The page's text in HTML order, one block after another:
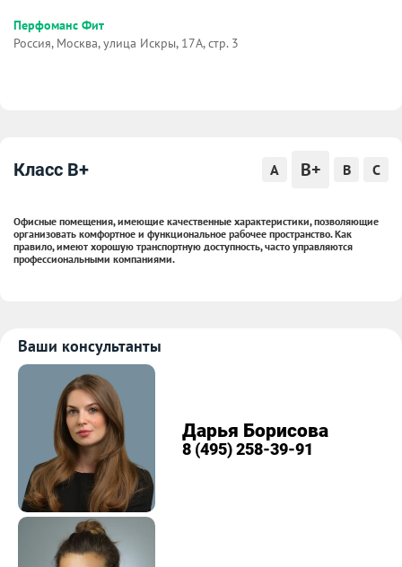
Перфоманс Фит
Россия, Москва, улица Искры, 17А, стр. 3
Класс B+ A B+ B C
Офисные помещения, имеющие качественные характеристики, позволяющие
организовать комфортное и функциональное рабочее пространство. Как
правило, имеют хорошую транспортную доступность, часто управляются
профессиональными компаниями.
Ваши консультанты
Дарья Борисова
8 (495) 258-39-91